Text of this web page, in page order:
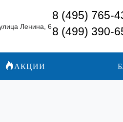
Ленина, 6
8 (495) 765-
8 (499) 390-
АКЦИИ